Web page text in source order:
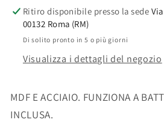
Ritiro disponibile presso la sede
00132 Roma (RM)
Di solito pronto in 5 o più giorni
Visualizza i dettagli del negozio
MDF E ACCIAIO. FUNZIONA A
INCLUSA.